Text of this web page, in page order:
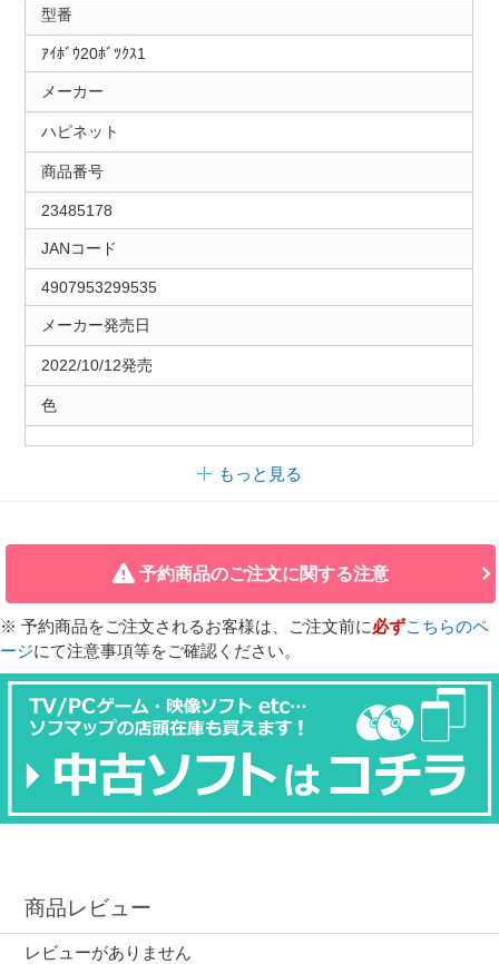
型番
ｱｲﾎﾞｳ20ﾎﾞﾂｸｽ1
メーカー
ハピネット
商品番号
23485178
JANコード
4907953299535
メーカー発売日
2022/10/12発売
色
もっと見る
予約商品のご注文に関する注意
※ 予約商品をご注文されるお客様は、ご注文前に必ずこちらのペ
ージにて注意事項等をご確認ください。
商品レビュー
レビューがありません